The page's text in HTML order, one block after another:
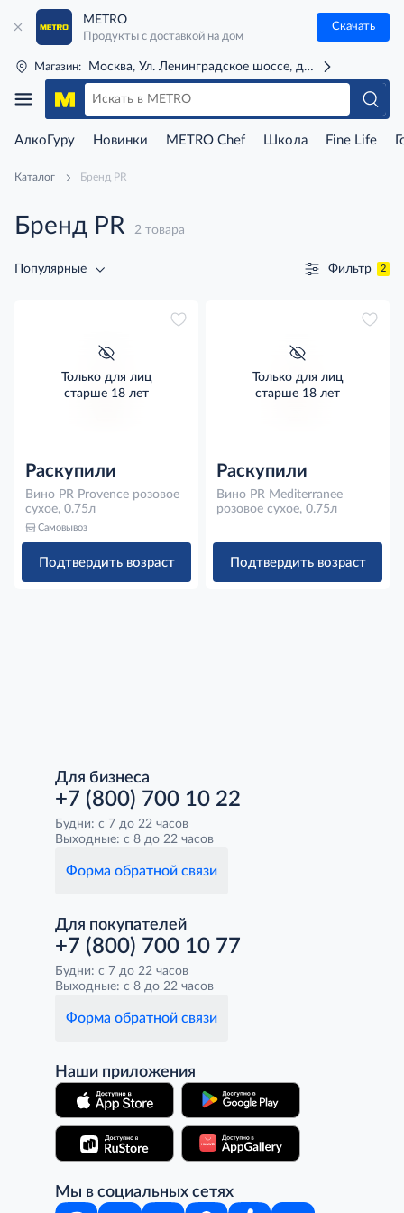
METRO
Продукты с доставкой на дом
Скачать
Магазин: Москва, Ул. Ленинградское шоссе, д. 71Г (м. Речной
АлкоГуру Новинки METRO Chef Школа Fine Life
Каталог Бренд PR
Бренд PR 2 товара
Популярные Фильтр 2
Только для лиц
старше 18 лет
Раскупили
Вино PR Provence розовое
сухое, 0.75л
Самовывоз
Подтвердить возраст
Только для лиц
старше 18 лет
Раскупили
Вино PR Mediterranee
розовое сухое, 0.75л
Подтвердить возраст
Для бизнеса
+7 (800) 700 10 22
Будни: с 7 до 22 часов
Выходные: с 8 до 22 часов
Форма обратной связи
Для покупателей
+7 (800) 700 10 77
Будни: с 7 до 22 часов
Выходные: с 8 до 22 часов
Форма обратной связи
Наши приложения
Мы в социальных сетях